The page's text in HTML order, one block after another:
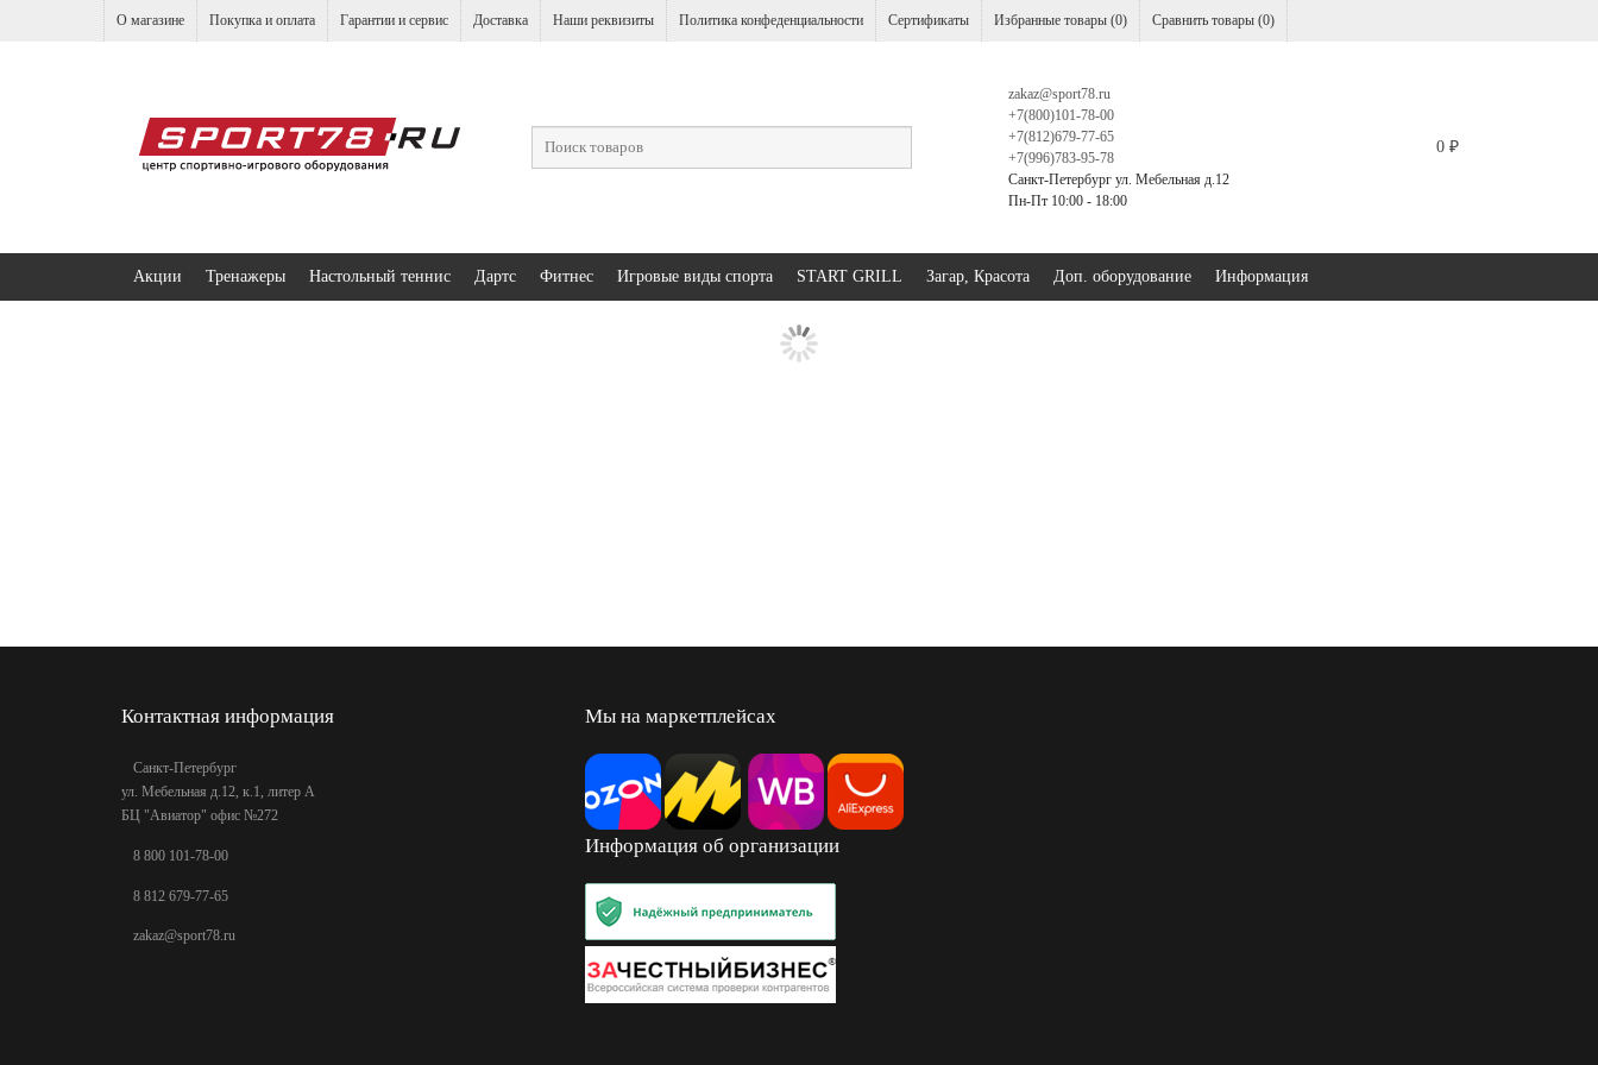
О магазине Покупка и оплата Гарантии и сервис Доставка Наши реквизиты Политика конфеденциальности Сертификаты Избранные товары (0) Сравнить товары (0)
zakaz@sport78.ru
+7(800)101-78-00
+7(812)679-77-65
+7(996)783-95-78
Санкт-Петербург ул. Мебельная д.12
Пн-Пт 10:00 - 18:00
0 ₽
Акции Тренажеры Настольный теннис Дартс Фитнес Игровые виды спорта START GRILL Загар, Красота Доп. оборудование Информация
Контактная информация
Санкт-Петербург
ул. Мебельная д.12, к.1, литер А
БЦ "Авиатор" офис №272
8 800 101-78-00
8 812 679-77-65
zakaz@sport78.ru
Мы на маркетплейсах
Информация об организации